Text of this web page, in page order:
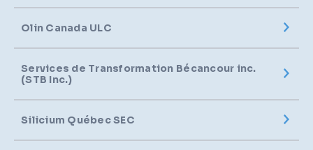
Olin Canada ULC
Services de Transformation Bécancour inc.
(STB Inc.)
Silicium Québec SEC